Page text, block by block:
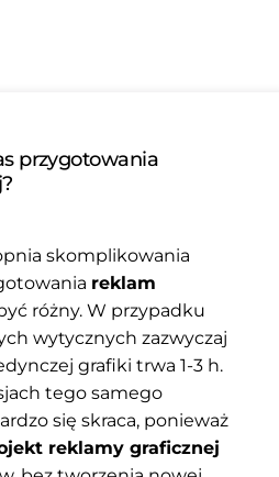
przygotowania
skomplikowania
reklam
różny. W przypadku
wytycznych zazwyczaj
grafiki trwa 1-3 h.
tego samego
się skraca, ponieważ
reklamy graficznej